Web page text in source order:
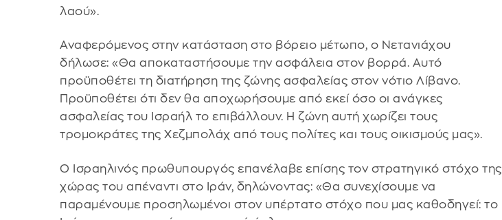
λαού».
Αναφερόμενος στην κατάσταση στο βόρειο μέτωπο, ο Νετανιάχου
δήλωσε: «Θα αποκαταστήσουμε την ασφάλεια στον βορρά. Αυτό
προϋποθέτει τη διατήρηση της ζώνης ασφαλείας στον νότιο Λίβανο.
Προϋποθέτει ότι δεν θα αποχωρήσουμε από εκεί όσο οι ανάγκες
ασφαλείας του Ισραήλ το επιβάλλουν. Η ζώνη αυτή χωρίζει τους
τρομοκράτες της Χεζμπολάχ από τους πολίτες και τους οικισμούς μας».
Ο Ισραηλινός πρωθυπουργός επανέλαβε επίσης τον στρατηγικό στόχο της
χώρας του απέναντι στο Ιράν, δηλώνοντας: «Θα συνεχίσουμε να
παραμένουμε προσηλωμένοι στον υπέρτατο στόχο που μας καθοδηγεί: το